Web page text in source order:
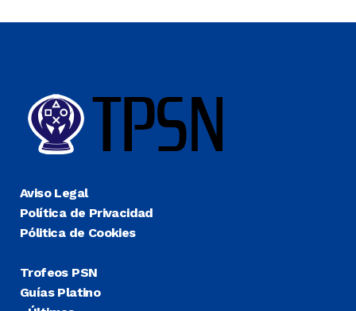
Aviso Legal
Política de Privacidad
Pólitica de Cookies
Trofeos PSN
Guías Platino